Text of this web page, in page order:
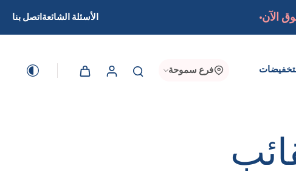
الأسئلة الشائعةاتصل بنا الآن
فرع سموحة